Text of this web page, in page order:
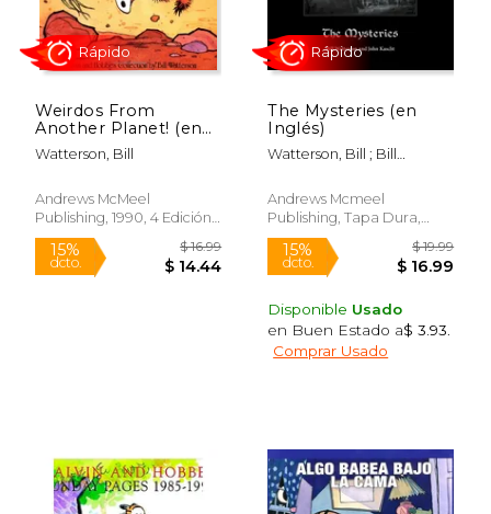
dcto. $ 21.24
Rápido
15%
dcto. $
Rápido
Weirdos From
Another Planet! (en
Inglés)
Watterson, Bill
Andrews McMeel
Publishing, 1990, 4 Edición,
Tapa Blanda, Nuevo
The Mysteries (en
Inglés)
Watterson, Bill ; Bill
Kascht
Andrews Mcmeel
Publishing, Tapa Dura,
Nuevo
Disponible Usado
en Buen Estado a$ 3.93
Comprar Usado